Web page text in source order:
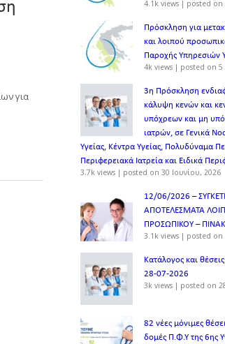
για
4.1k views | posted on
Πρόσκληση για
και λοιπού
Παροχής Υπηρεσιών
4k views | posted on
3η Πρόσκληση
κάλυψη κενών και
υπόχρεων και μη
ιατρών, σε Γενικά
Υγείας, Κέντρα Υγείας, Πολυδύναμα
Περιφερειακά Ιατρεία και Ειδικά
3.7k views | posted on 30 Ιουνίου, 2026
12/06/2026 –
ΑΠΟΤΕΛΕΣΜΑΤΑ
ΠΡΟΣΩΠΙΚΟΥ –
3.1k views | posted on
Κατάλογος και
28-07-2026
3k views | posted on
82 νέες μόνιμες
δομές Π.Φ.Υ της 6ης